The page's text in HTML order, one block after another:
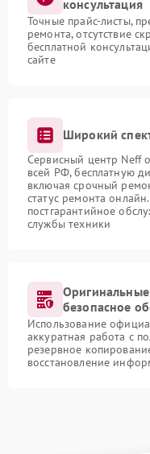
консультация
Точные прайс-листы,
ремонта, отсутствие
бесплатной
сайте
Широкий
Сервисный центр Neff
всей РФ, бесплатную
включая срочный
статус ремонта
постгарантийное
службы техники
безопасное
Использование
аккуратная работа с
резервное
восстановление